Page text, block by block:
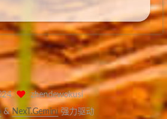
zhendewokusi
&NexT.Gemini强力驱动